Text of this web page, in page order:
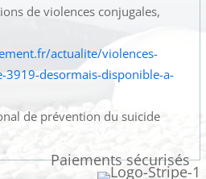
de violences conjugales,
actualite/violences-
3919-desormais-disponible-a-
de prévention du suicide
Paiements sécurisés